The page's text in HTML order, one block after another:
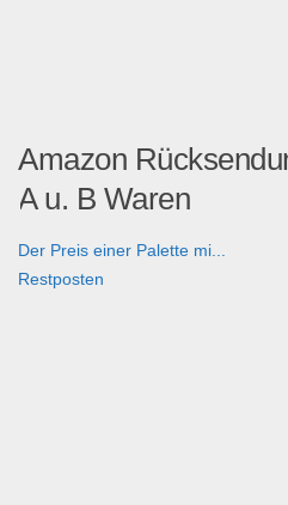
Amazon
A u. B Waren
Der Preis einer Palette mi...
Restposten